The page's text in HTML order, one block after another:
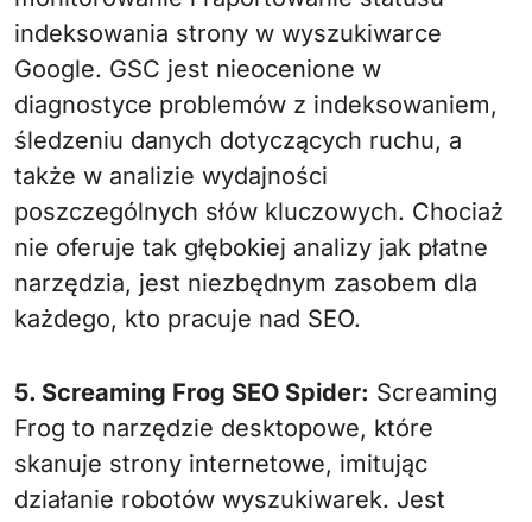
indeksowania strony w wyszukiwarce
Google. GSC jest nieocenione w
diagnostyce problemów z indeksowaniem,
śledzeniu danych dotyczących ruchu, a
także w analizie wydajności
poszczególnych słów kluczowych. Chociaż
nie oferuje tak głębokiej analizy jak płatne
narzędzia, jest niezbędnym zasobem dla
każdego, kto pracuje nad SEO.
5. Screaming Frog SEO Spider: Screaming
Frog to narzędzie desktopowe, które
skanuje strony internetowe, imitując
działanie robotów wyszukiwarek. Jest